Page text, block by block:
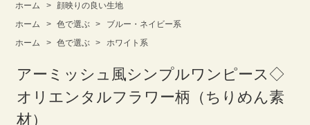
ホーム
>
顔映りの良い生地
ホーム
> 色で選ぶ >
ブルー・ネイビー系
ホーム
> 色で選ぶ > ホワイト系
アーミッシュ風シンプルワンピース◇
オリエンタルフラワー柄（ちりめん素
材）